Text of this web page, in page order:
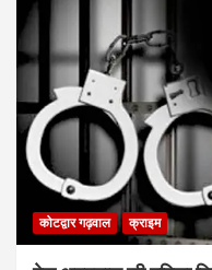
कोटद्वार गढ़वाल क्राइम